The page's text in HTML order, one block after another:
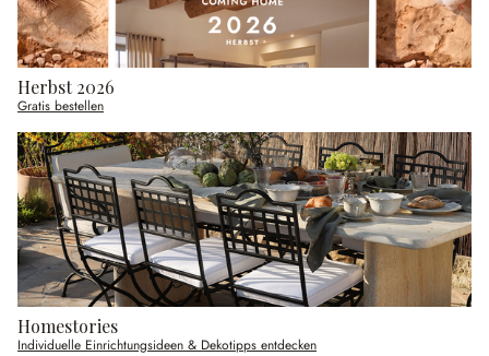
Herbst 2026
Gratis bestellen
Homestories
Individuelle Einrichtungsideen & Dekotipps entdecken